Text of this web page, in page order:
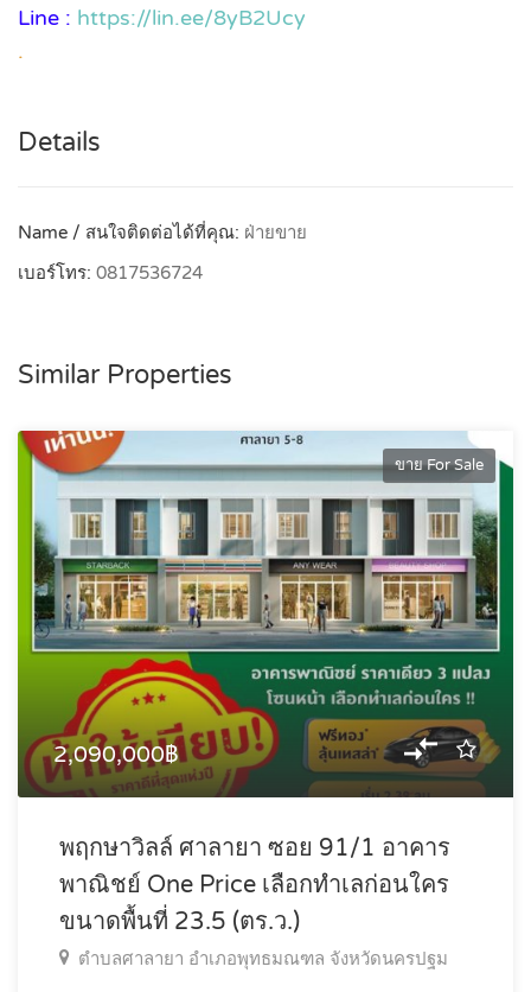
Line : https://lin.ee/8yB2Ucy
.
Details
Name / สนใจติดต่อได้ที่คุณ: ฝ่ายขาย
เบอร์โทร: 0817536724
Similar Properties
ขาย For Sale
2,090,000฿
พฤกษาวิลล์ ศาลายา ซอย 91/1 อาคาร
พาณิชย์ One Price เลือกทำเลก่อนใคร
ขนาดพื้นที่ 23.5 (ตร.ว.)
ตำบลศาลายา อำเภอพุทธมณฑล จังหวัดนครปฐม